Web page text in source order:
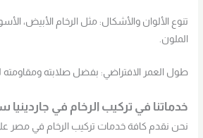
تنوع الألوان والأشكال: مثل الرخام الأبيض،
الملون.
طول العمر الافتراضي: بفضل صلابته ومقاومته
خدماتنا في تركيب الرخام في جاردينيا
نحن نقدم كافة خدمات تركيب الرخام في مصر